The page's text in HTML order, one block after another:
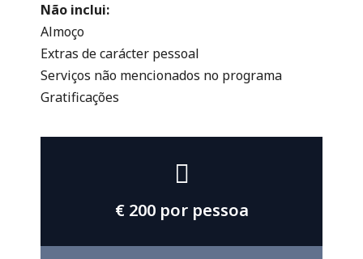
Não inclui:
Almoço
Extras de carácter pessoal
Serviços não mencionados no programa
Gratificações
€ 200 por pessoa